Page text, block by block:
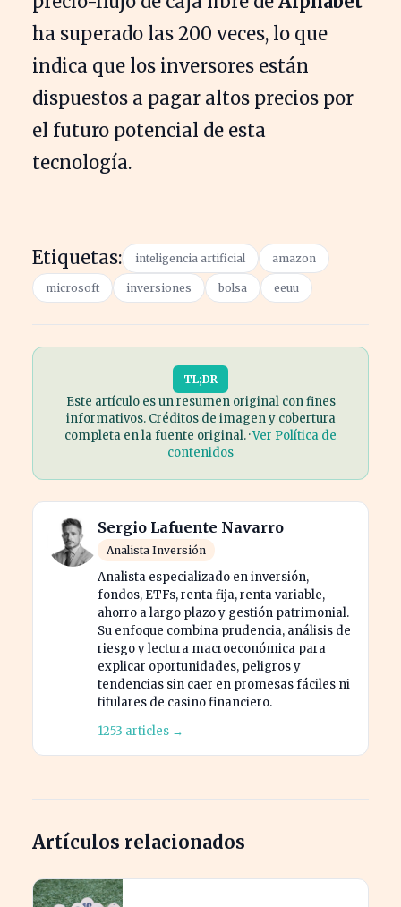
ha superado las 200 veces, lo que
indica que los inversores están
dispuestos a pagar altos precios por
el futuro potencial de esta
tecnología.
Etiquetas: inteligencia artificial amazon
microsoft inversiones bolsa eeuu
TL;DR
Este artículo es un resumen original con fines
informativos. Créditos de imagen y cobertura
completa en la fuente original. ·Ver Política de
contenidos
Sergio Lafuente Navarro
Analista Inversión
Analista especializado en inversión,
fondos, ETFs, renta fija, renta variable,
ahorro a largo plazo y gestión patrimonial.
Su enfoque combina prudencia, análisis de
riesgo y lectura macroeconómica para
explicar oportunidades, peligros y
tendencias sin caer en promesas fáciles ni
titulares de casino financiero.
1253 articles →
Artículos relacionados